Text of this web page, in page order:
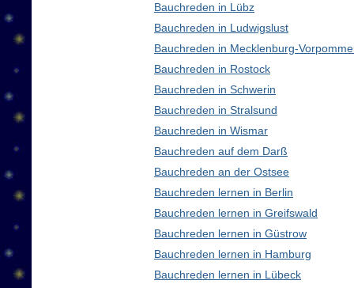
Bauchreden in Lübz
Bauchreden in Ludwigslust
Bauchreden in Mecklenburg-
Bauchreden in Rostock
Bauchreden in Schwerin
Bauchreden in Stralsund
Bauchreden in Wismar
Bauchreden auf dem Darß
Bauchreden an der Ostsee
Bauchreden lernen in Berlin
Bauchreden lernen in Greifswald
Bauchreden lernen in Güstrow
Bauchreden lernen in Hamburg
Bauchreden lernen in Lübeck